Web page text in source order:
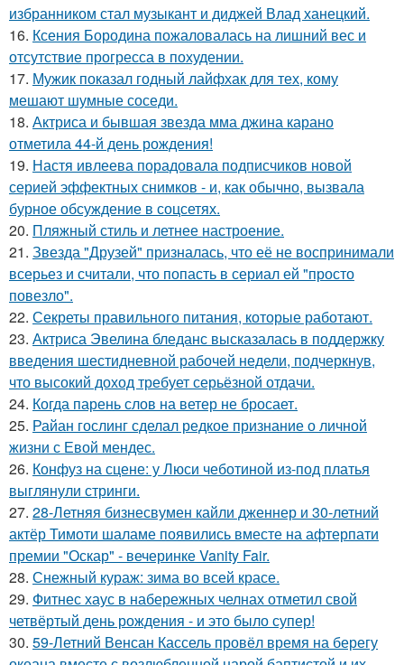
избранником стал музыкант и диджей Влад ханецкий.
16. Ксения Бородина пожаловалась на лишний вес и
отсутствие прогресса в похудении.
17. Мужик показал годный лайфхак для тех, кому
мешают шумные соседи.
18. Актриса и бывшая звезда мма джина карано
отметила 44-й день рождения!
19. Настя ивлеева порадовала подписчиков новой
серией эффектных снимков - и, как обычно, вызвала
бурное обсуждение в соцсетях.
20. Пляжный стиль и летнее настроение.
21. Звезда "Друзей" призналась, что её не воспринимали
всерьез и считали, что попасть в сериал ей "просто
повезло".
22. Секреты правильного питания, которые работают.
23. Актриса Эвелина бледанс высказалась в поддержку
введения шестидневной рабочей недели, подчеркнув,
что высокий доход требует серьёзной отдачи.
24. Когда парень слов на ветер не бросает.
25. Райан гослинг сделал редкое признание о личной
жизни с Евой мендес.
26. Конфуз на сцене: у Люси чеботиной из-под платья
выглянули стринги.
27. 28-Летняя бизнесвумен кайли дженнер и 30-летний
актёр Тимоти шаламе появились вместе на афтерпати
премии "Оскар" - вечеринке Vanity Fair.
28. Снежный кураж: зима во всей красе.
29. Фитнес хаус в набережных челнах отметил свой
четвёртый день рождения - и это было супер!
30. 59-Летний Венсан Кассель провёл время на берегу